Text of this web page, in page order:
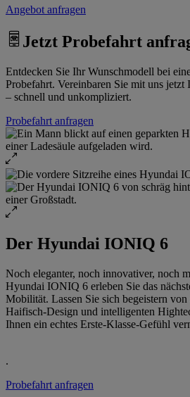
Angebot anfragen
Jetzt Probefahrt
Entdecken Sie Ihr Wunschmodell bei
Probefahrt. Vereinbaren Sie mit uns jetzt
– schnell und unkompliziert.
Probefahrt anfragen
Der Hyundai IONIQ 6
Noch eleganter, noch innovativer, noch
Hyundai IONIQ 6 erleben Sie das
Mobilität. Lassen Sie sich begeistern
Haifisch-Design und intelligenten
Ihnen ein echtes Erste-Klasse-Gefühl
.
Probefahrt anfragen